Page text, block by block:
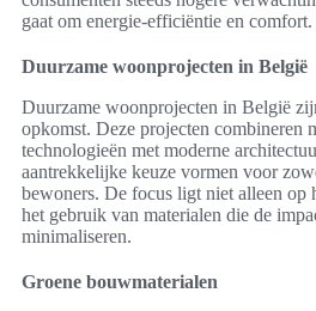
gaat om energie-efficiëntie en comfort.
Duurzame woonprojecten in België
Duurzame woonprojecten in België
opkomst. Deze projecten combineren
technologieën met moderne
aantrekkelijke keuze vormen voor
bewoners. De focus ligt niet alleen op
het gebruik van materialen die de
minimaliseren.
Groene bouwmaterialen